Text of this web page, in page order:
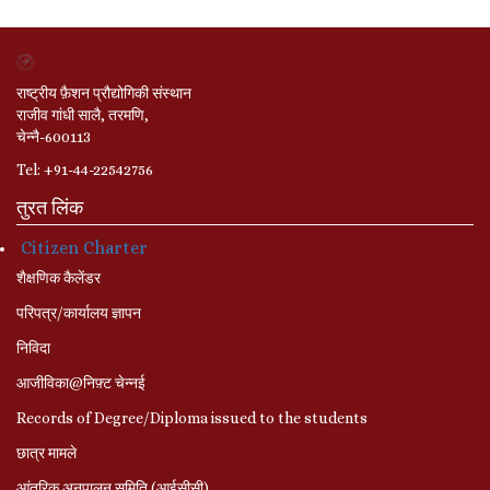
राष्ट्रीय फ़ैशन प्रौद्योगिकी संस्थान
राजीव गांधी सालै, तरमणि,
चेन्नै-600113
Tel: +91-44-22542756
तुरत लिंक
Citizen Charter
शैक्षणिक कैलेंडर
परिपत्र/कार्यालय ज्ञापन
निविदा
आजीविका@निफ़्ट चेन्नई
Records of Degree/Diploma issued to the students
छात्र मामले